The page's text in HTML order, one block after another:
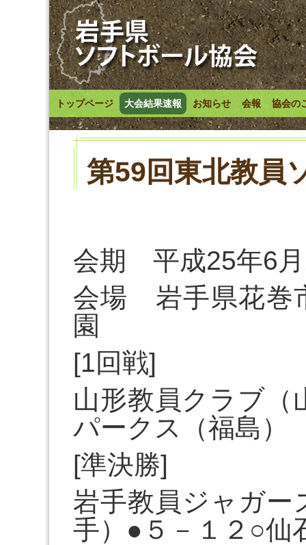
トップページ 大会結果速報 お知らせ 会報 協会の
第59回東北教員
会期 平成25年6月
会場 岩手県花巻
園
[1回戦]
山形教員クラブ（
パークス（福島）
[準決勝]
岩手教員ジャガー
手）●５－１２○仙